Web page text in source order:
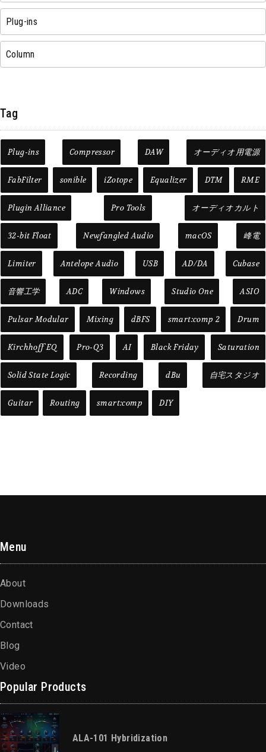
Plug-ins
Column
Tag
Plug-ins Compressor DAW オーディオ用電源
FabFilter sonible iZotope Equalizer DTM RME
Plugin Alliance Pro Tools オーディオカルト
32-bit Float Newfangled Audio macOS 峰電
Limiter Antelope Audio USB AD/DA Cubase
音響工学 ADC Windows Studio One ASIO
Pulsar Modular Mixing dBFS smart:comp 2 Drum
Kirchhoff EQ Pro-Q3 AI Black Friday Saturation
Solid State Logic Recording dBu 自宅スタジオ
Guitar Routing smart:comp DIY
Menu
About
Downloads
Contact
Blog
Video
Popular Products
ALA-101 Hybridization